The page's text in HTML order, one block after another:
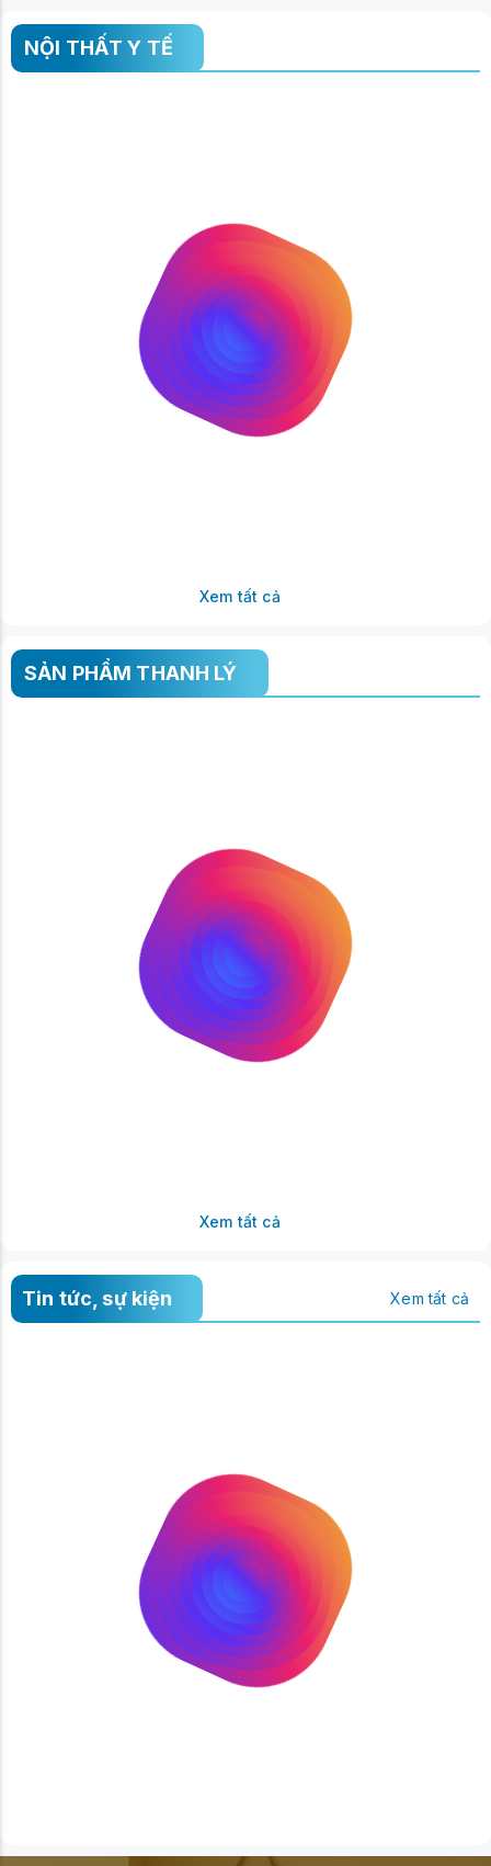
NỘI THẤT Y TẾ
Xem tất cả
SẢN PHẨM THANH LÝ
Xem tất cả
Tin tức, sự kiện Xem tất cả